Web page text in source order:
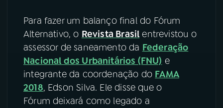
Para fazer um balanço final do Fórum
Alternativo, o Revista Brasil entrevistou o
assessor de saneamento da Federação
Nacional dos Urbanitários (FNU) e
integrante da coordenação do FAMA
2018, Edson Silva. Ele disse que o
Fórum deixará como legado a